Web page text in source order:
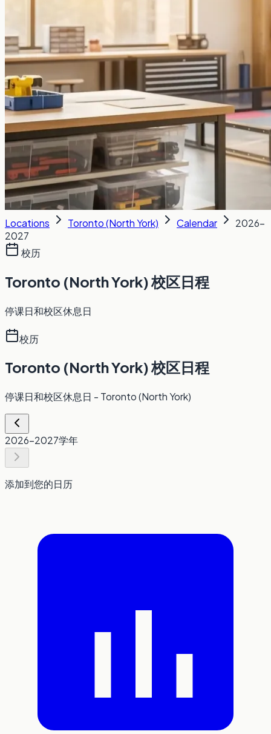
Locations Toronto (North York) Calendar
2026-
2027
校历
Toronto (North York) 校区日程
停课日和校区休息日
校历
Toronto (North York) 校区日程
停课日和校区休息日 - Toronto (North York)
2026-2027学年
添加到您的日历